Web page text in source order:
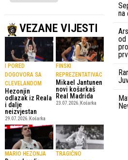
VEZANE VIJESTI
I PORED
DOGOVORA SA
CLEVELANDOM
Hezonjin
odlazak iz Reala
i dalje
neizvjestan
29.07.2026. Košarka
FINSKI
REPREZENTATIVAC
Mikael Jantunen
novi košarkaš
Real Madrida
23.07.2026. Košarka
MARIO HEZONJA
TRAGIČNO
na
od